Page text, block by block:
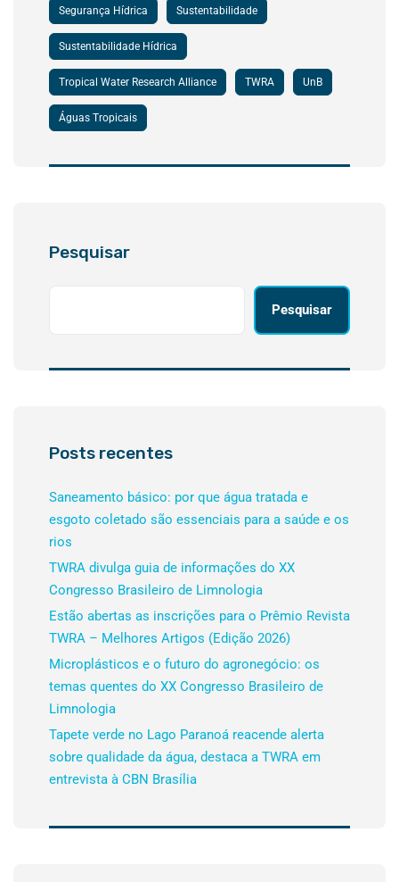
Segurança Hídrica Sustentabilidade
Sustentabilidade Hídrica
Tropical Water Research Alliance TWRA UnB
Águas Tropicais
Pesquisar
Pesquisar
Posts recentes
Saneamento básico: por que água tratada e
esgoto coletado são essenciais para a saúde e os
rios
TWRA divulga guia de informações do XX
Congresso Brasileiro de Limnologia
Estão abertas as inscrições para o Prêmio Revista
TWRA – Melhores Artigos (Edição 2026)
Microplásticos e o futuro do agronegócio: os
temas quentes do XX Congresso Brasileiro de
Limnologia
Tapete verde no Lago Paranoá reacende alerta
sobre qualidade da água, destaca a TWRA em
entrevista à CBN Brasília